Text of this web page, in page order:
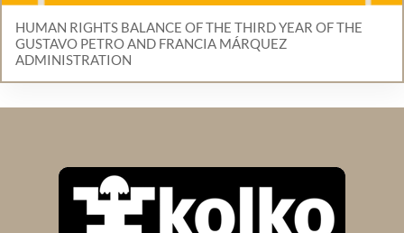
HUMAN RIGHTS BALANCE OF THE THIRD YEAR OF THE
GUSTAVO PETRO AND FRANCIA MÁRQUEZ
ADMINISTRATION